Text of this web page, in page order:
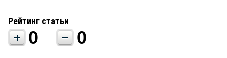
Рейтинг статьи
0 0